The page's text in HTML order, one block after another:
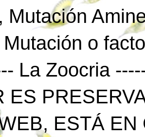
Mutación
o
La Zoocria
ES
ESTÁ